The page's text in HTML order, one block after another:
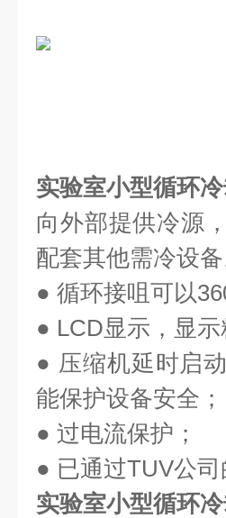
实验室小型循环
向外部提供冷源
配套其他需冷设备
● 循环接咀可以
● LCD显示，显
● 压缩机延时启
能保护设备安全；
● 过电流保护；
● 已通过TUV公司
实验室小型循环